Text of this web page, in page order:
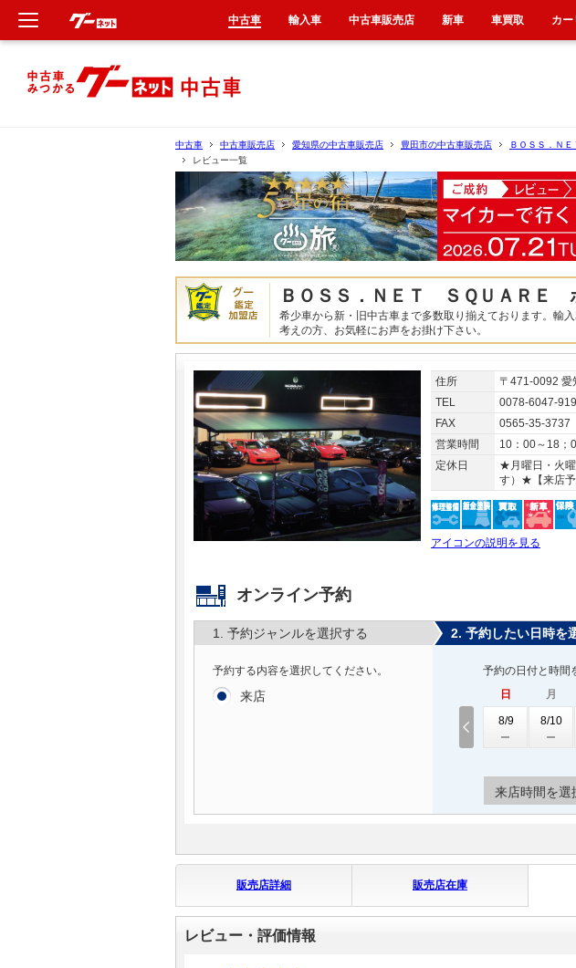
中古車 中古車販売店 愛知県の中古車販売店 豊田市の中古車販売店
ＢＯＳＳ．Ｎ
レビュー一覧
ＢＯＳＳ．ＮＥＴ ＳＱＵＡＲＥ
希少車から新・旧中古車まで多数取り揃えております。輸
考えの方、お気軽にお声をお掛け下さい。
住所
〒471-0092 愛
TEL
0078-6047-
FAX
0565-35-3737
営業時間
10：00～18；
定休日
★月曜日・火曜
す）★【来店予
アイコンの説明を見る
オンライン予約
1. 予約ジャンルを選択する
予約する内容を選択してください。
来店
2. 予約したい日時を
予約の日付と時間
日
8/9
月
8/10
来店時間を選
販売店詳細 販売店在庫
レビュー・評価情報
中古車 輸入車 中古車販売店 新車 車買取 カー
新車